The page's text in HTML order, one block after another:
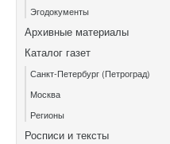
Эгодокументы
Архивные материалы
Каталог газет
Санкт-Петербург (Петроград)
Москва
Регионы
Росписи и тексты